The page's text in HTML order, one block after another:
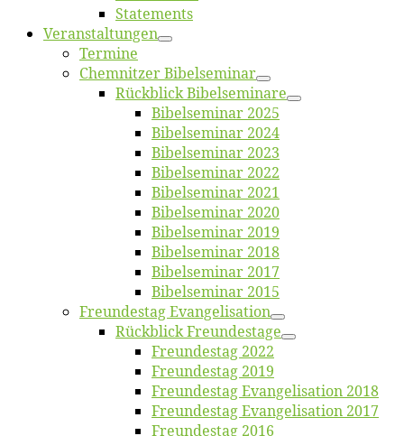
State­ments
Ver­an­stal­tun­gen
Ter­mi­ne
Chemnit­zer Bibelseminar
Rück­blick Bibelseminare
Bi­bel­se­mi­nar 2025
Bi­bel­se­mi­nar 2024
Bi­bel­se­mi­nar 2023
Bi­bel­se­mi­nar 2022
Bi­bel­se­mi­nar 2021
Bi­bel­se­mi­nar 2020
Bi­bel­se­mi­nar 2019
Bi­bel­se­mi­nar 2018
Bibelsemi­nar 2017
Bibelsemi­nar 2015
Freun­des­tag Evangelisation
Rück­blick Freundestage
Freun­des­tag 2022
Freun­des­tag 2019
Freun­des­tag Evan­ge­li­sa­ti­on 2018
Freun­des­tag Evan­ge­li­sa­ti­on 2017
Freun­des­tag 2016